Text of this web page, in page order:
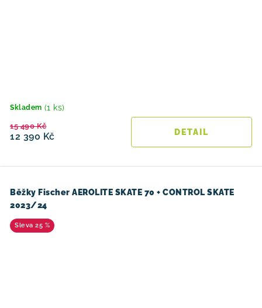
Skladem (1 ks)
12 390 Kč
15 490 Kč
Běžky Fischer AEROLITE SKATE 70 + CONTROL SKATE
2023/24
25 %